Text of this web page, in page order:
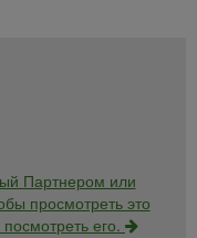
Партнером или
просмотреть это
его.